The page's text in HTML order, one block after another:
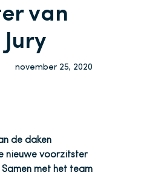
van
november 25, 2020
de daken
nieuwe voorzitster
met het team